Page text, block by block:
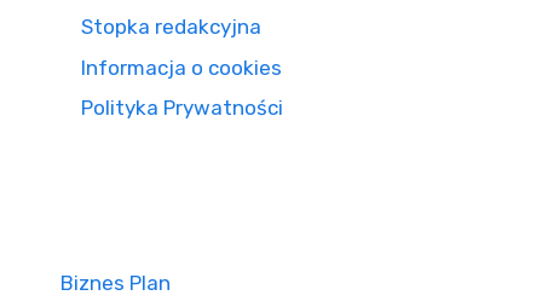
Stopka redakcyjna
Informacja o cookies
Polityka Prywatności
Biznes Plan